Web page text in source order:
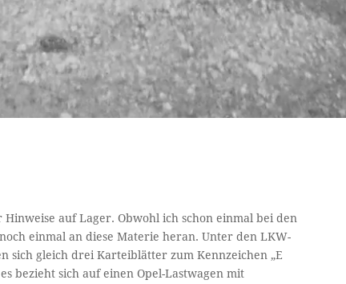
auf Lager. Obwohl ich schon einmal bei den
einmal an diese Materie heran. Unter den LKW-
sich gleich drei Karteiblätter zum Kennzeichen „E
bezieht sich auf einen Opel-Lastwagen mit